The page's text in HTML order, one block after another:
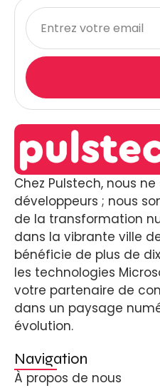
Chez Pulstech, nous
développeurs ; nous
de la transformation
dans la vibrante ville
bénéficie de plus de
les technologies
votre partenaire de
dans un paysage
évolution.
Navigation
À propos de nous